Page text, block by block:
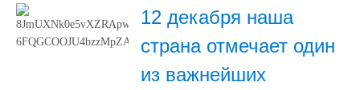
12 декабря наша
страна отмечает один
из важнейших